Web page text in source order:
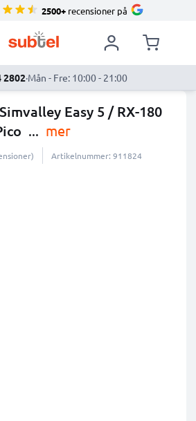
2500+ recensioner på
2802·Mån - Fre: 10:00 - 21:00
Easy 5 / RX-180
... mer
Artikelnummer: 911824